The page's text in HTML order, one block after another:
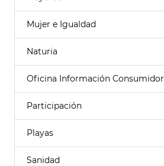
Mujer e Igualdad
Naturia
Oficina Información Consumidor
Participación
Playas
Sanidad